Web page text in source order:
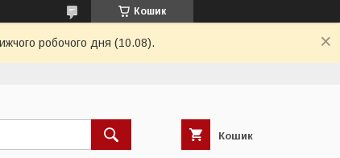
Кошик
робочого дня (10.08).
Кошик